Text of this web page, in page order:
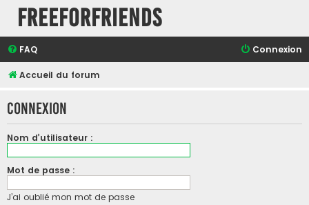
FreeForFriends
FAQ Connexion
Accueil du forum
Connexion
Nom d’utilisateur :
Mot de passe :
J’ai oublié mon mot de passe